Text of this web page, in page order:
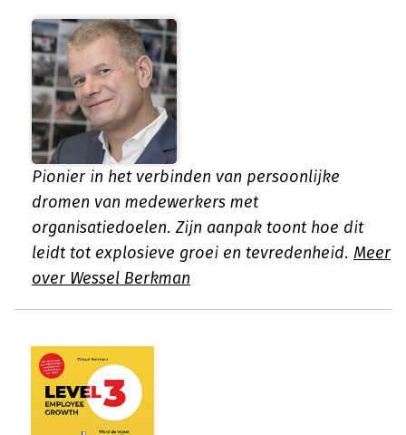
Pionier in het verbinden van persoonlijke
dromen van medewerkers met
organisatiedoelen. Zijn aanpak toont hoe dit
leidt tot explosieve groei en tevredenheid. Meer
over Wessel Berkman